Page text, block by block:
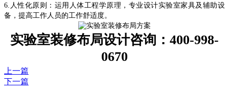
6. 人性化原则：运用人体工程学原理，专业设计实验室家具及辅助设
备，提高工作人员的工作舒适度。
实验室装修布局设计咨询：400-998-
0670
上一篇
下一篇